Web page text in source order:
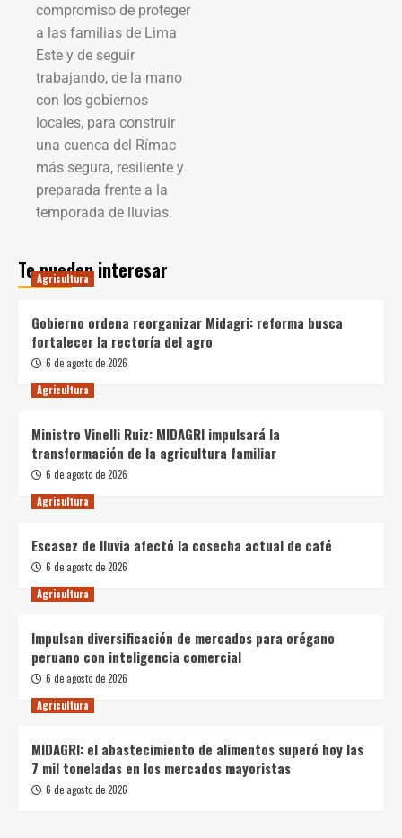
compromiso de proteger
a las familias de Lima
Este y de seguir
trabajando, de la mano
con los gobiernos
locales, para construir
una cuenca del Rímac
más segura, resiliente y
preparada frente a la
temporada de lluvias.
Te pueden interesar
Agricultura
Gobierno ordena reorganizar Midagri: reforma busca
fortalecer la rectoría del agro
6 de agosto de 2026
Agricultura
Ministro Vinelli Ruiz: MIDAGRI impulsará la
transformación de la agricultura familiar
6 de agosto de 2026
Agricultura
Escasez de lluvia afectó la cosecha actual de café
6 de agosto de 2026
Agricultura
Impulsan diversificación de mercados para orégano
peruano con inteligencia comercial
6 de agosto de 2026
Agricultura
MIDAGRI: el abastecimiento de alimentos superó hoy las
7 mil toneladas en los mercados mayoristas
6 de agosto de 2026